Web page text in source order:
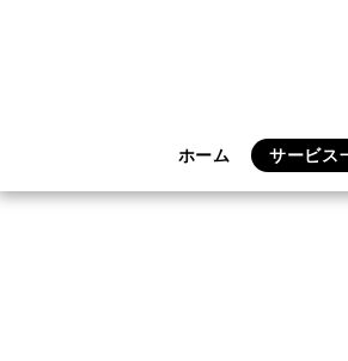
ホーム サービス